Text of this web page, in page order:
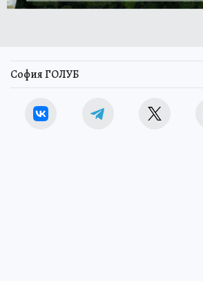
София ГОЛУБ